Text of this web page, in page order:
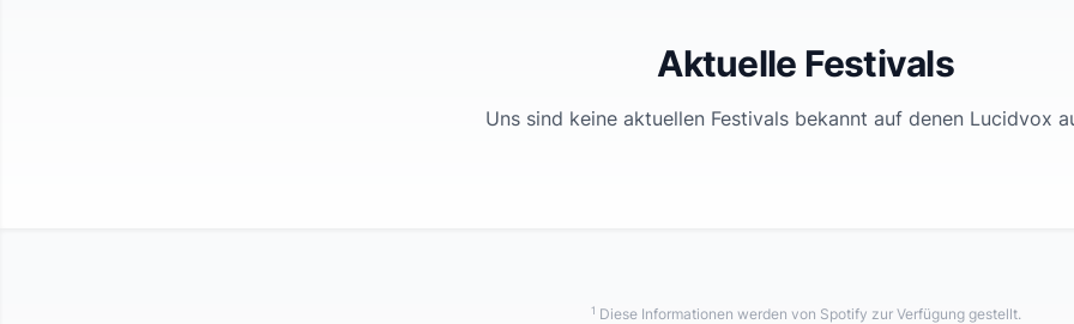
Aktuelle Festivals
Uns sind keine aktuellen Festivals bekannt auf denen Lucidvox
1 Diese Informationen werden von Spotify zur Verfügung gestellt.